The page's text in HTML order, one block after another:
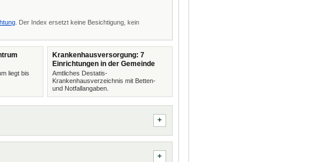
. Der Index ersetzt keine Besichtigung, kein
liegt bis
Krankenhausversorgung: 7
Einrichtungen in der Gemeinde
Amtliches Destatis-
Krankenhausverzeichnis mit Betten-
und Notfallangaben.